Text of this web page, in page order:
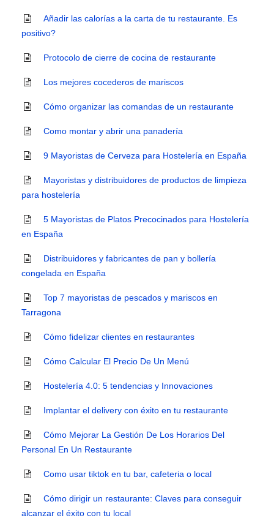
Añadir las calorías a la carta de tu restaurante. Es
positivo?
Protocolo de cierre de cocina de restaurante
Los mejores cocederos de mariscos
Cómo organizar las comandas de un restaurante
Como montar y abrir una panadería
9 Mayoristas de Cerveza para Hostelería en España
Mayoristas y distribuidores de productos de limpieza
para hostelería
5 Mayoristas de Platos Precocinados para Hostelería
en España
Distribuidores y fabricantes de pan y bollería
congelada en España
Top 7 mayoristas de pescados y mariscos en
Tarragona
Cómo fidelizar clientes en restaurantes
Cómo Calcular El Precio De Un Menú
Hostelería 4.0: 5 tendencias y Innovaciones
Implantar el delivery con éxito en tu restaurante
Cómo Mejorar La Gestión De Los Horarios Del
Personal En Un Restaurante
Como usar tiktok en tu bar, cafeteria o local
Cómo dirigir un restaurante: Claves para conseguir
alcanzar el éxito con tu local